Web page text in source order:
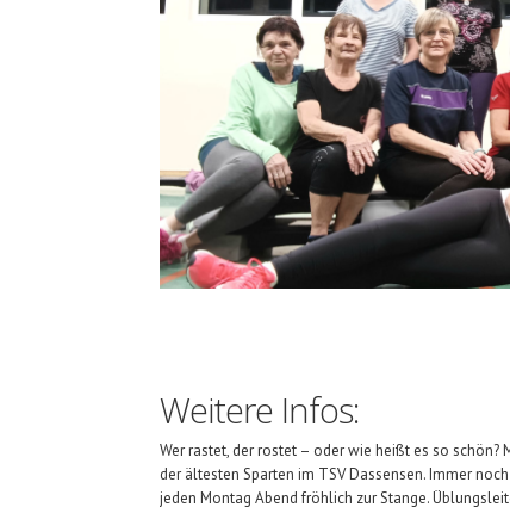
Weitere Infos:
Wer rastet, der rostet – oder wie heißt es so
der ältesten Sparten im TSV Dassensen. Immer
jeden Montag Abend fröhlich zur Stange.